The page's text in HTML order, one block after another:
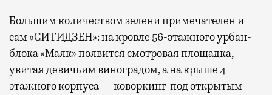
Большим количеством зелени примечателен и
сам «СИТИДЗЕН»: на кровле 56-этажного урбан-
блока «Маяк» появится смотровая площадка,
увитая девичьим виноградом, а на крыше 4-
этажного корпуса — коворкинг под открытым